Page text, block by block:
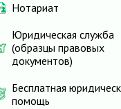
Нотариат
Юридическая служба
(образцы правовых
документов)
Бесплатная
помощь